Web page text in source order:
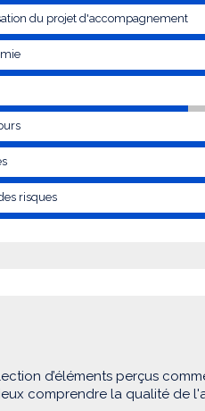
du projet d'accompagnement
risques
d’éléments perçus
comprendre la qualité de